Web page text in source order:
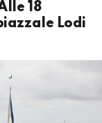
18
Lodi